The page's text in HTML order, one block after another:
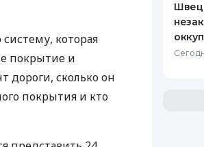
которая
покрытие и
дороги, сколько он
покрытия и кто